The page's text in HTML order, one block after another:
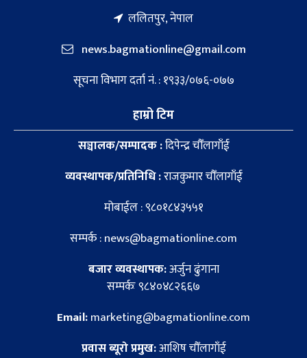
ललितपुर, नेपाल
news.bagmationline@gmail.com
सूचना विभाग दर्ता नं. : १९३३/०७६-०७७
हाम्रो टिम
सञ्चालक/सम्पादक :दिपेन्द्र चौँलागाँई
व्यवस्थापक/प्रतिनिधि :राजकुमार चौँलागाँई
मोबाईल : ९८०१८४३५५१
सम्पर्क : news@bagmationline.com
बजार व्यवस्थापक:अर्जुन ढुंगाना
सम्पर्कः ९८४०४८२६६७
Email:marketing@bagmationline.com
प्रवास ब्यूरो प्रमुख:आशिष चौँलागाँई